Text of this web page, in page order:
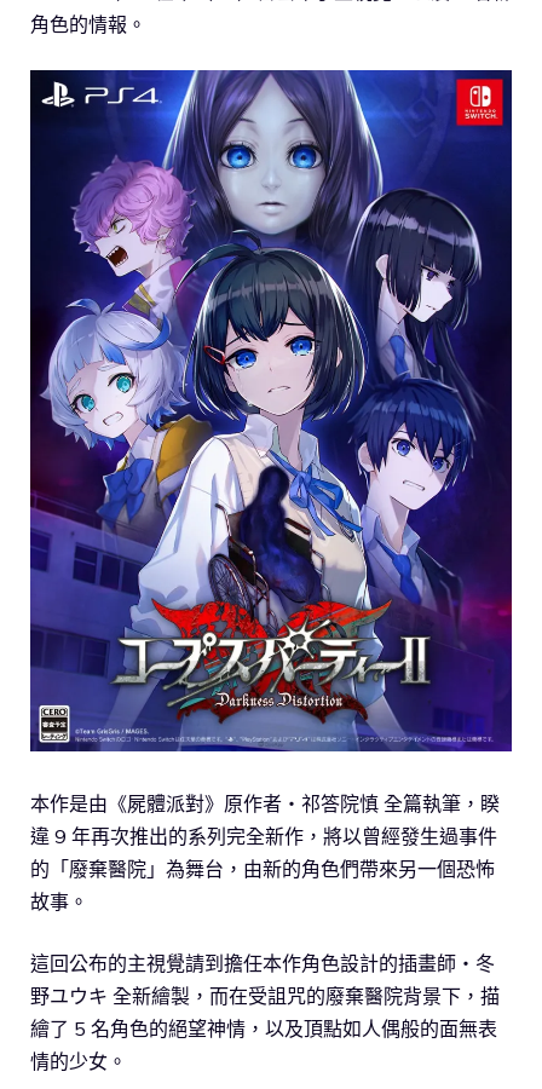
角色的情報。
本作是由《屍體派對》原作者・祁答院慎 全篇執筆，睽
違 9 年再次推出的系列完全新作，將以曾經發生過事件
的「廢棄醫院」為舞台，由新的角色們帶來另一個恐怖
故事。
這回公布的主視覺請到擔任本作角色設計的插畫師・冬
野ユウキ 全新繪製，而在受詛咒的廢棄醫院背景下，描
繪了 5 名角色的絕望神情，以及頂點如人偶般的面無表
情的少女。